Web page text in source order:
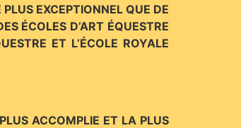
EXCEPTIONNEL QUE DE
ÉCOLES D’ART ÉQUESTRE
ET L’ÉCOLE ROYALE
ACCOMPLIE ET LA PLUS